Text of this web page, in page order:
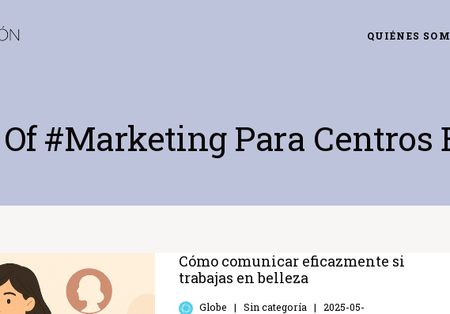
QUIÉNES
#marketing Para Centros
Cómo comunicar eficazmente si
trabajas en belleza
Globe Sin categoría
2025-05-